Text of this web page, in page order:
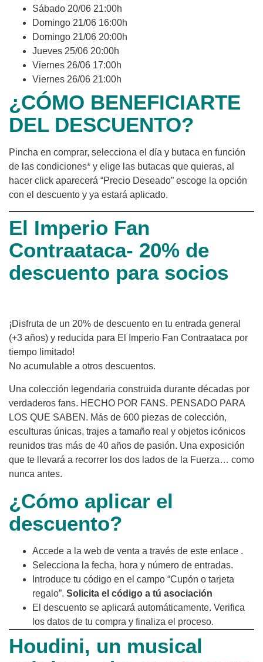
Sábado 20/06 21:00h
Domingo 21/06 16:00h
Domingo 21/06 20:00h
Jueves 25/06 20:00h
Viernes 26/06 17:00h
Viernes 26/06 21:00h
¿CÓMO BENEFICIARTE
DEL DESCUENTO?
Pincha en comprar, selecciona el día y butaca en función
de las condiciones* y elige las butacas que quieras, al
hacer click aparecerá “Precio Deseado” escoge la opción
con el descuento y ya estará aplicado.
El Imperio Fan
Contraataca- 20% de
descuento para socios
¡Disfruta de un 20% de descuento en tu entrada general
(+3 años) y reducida para El Imperio Fan Contraataca por
tiempo limitado!
No acumulable a otros descuentos.
Una colección legendaria construida durante décadas por
verdaderos fans. HECHO POR FANS. PENSADO PARA
LOS QUE SABEN. Más de 600 piezas de colección,
esculturas únicas, trajes a tamaño real y objetos icónicos
reunidos tras más de 40 años de pasión. Una exposición
que te llevará a recorrer los dos lados de la Fuerza… como
nunca antes.
¿Cómo aplicar el
descuento?
Accede a la web de venta a través de este enlace .
Selecciona la fecha, hora y número de entradas.
Introduce tu código en el campo “Cupón o tarjeta
regalo”. Solicita el código a tú asociación
El descuento se aplicará automáticamente. Verifica
los datos de tu compra y finaliza el proceso.
Houdini, un musical